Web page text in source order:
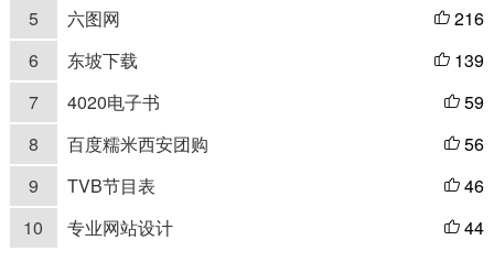
5
六图网  216
6
东坡下载  139
7
4020电子书  59
8
百度糯米西安团购  56
9
TVB节目表  46
10
专业网站设计  44